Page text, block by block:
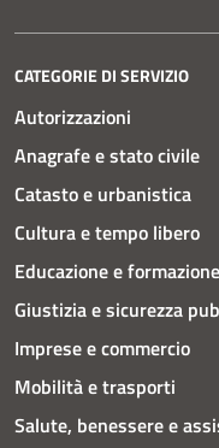
CATEGORIE DI SERVIZIO
Autorizzazioni
Anagrafe e stato civile
Catasto e urbanistica
Cultura e tempo libero
Educazione e formazione
Giustizia e sicurezza
Imprese e commercio
Mobilità e trasporti
Salute, benessere e